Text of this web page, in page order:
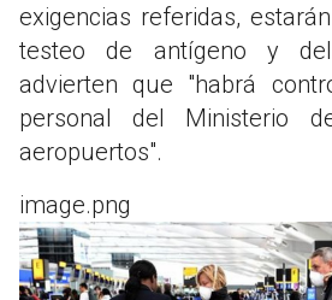
exigencias referidas,
testeo de antígeno y
advierten que "habrá
personal del Ministerio
aeropuertos".
image.png